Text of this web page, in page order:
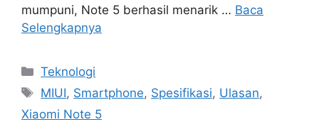
mumpuni, Note 5 berhasil menarik … Baca
Selengkapnya
Kategori
Teknologi
Tag
MIUI, Smartphone, Spesifikasi, Ulasan,
Xiaomi Note 5